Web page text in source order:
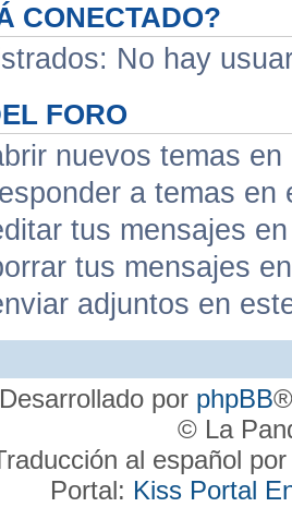
CONECTADO?
No hay
FORO
nuevos temas
a temas en
tus mensajes
tus mensajes
adjuntos en
Desarrollado por phpBB
© La
al español
Portal: Kiss Portal